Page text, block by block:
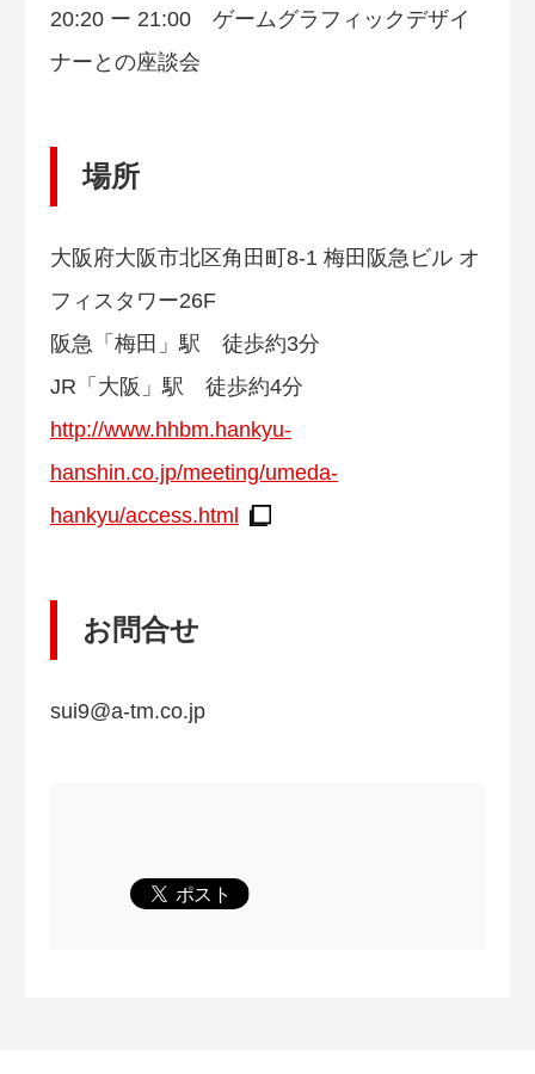
20:20 ー 21:00 ゲームグラフィックデザイ
ナーとの座談会
場所
大阪府大阪市北区角田町8-1 梅田阪急ビル オ
フィスタワー26F
阪急「梅田」駅 徒歩約3分
JR「大阪」駅 徒歩約4分
http://www.hhbm.hankyu-
hanshin.co.jp/meeting/umeda-
hankyu/access.html
お問合せ
sui9@a-tm.co.jp